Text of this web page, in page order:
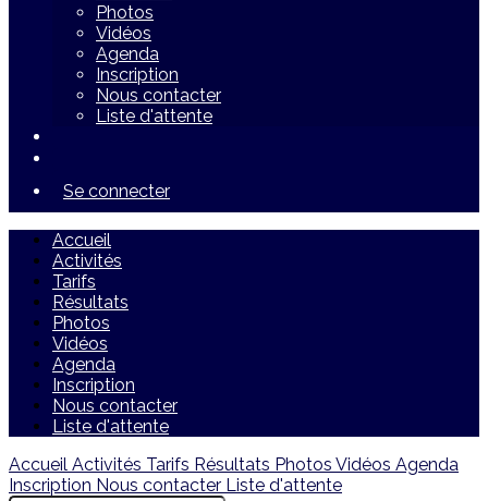
Photos
Vidéos
Agenda
Inscription
Nous contacter
Liste d'attente
Se connecter
Accueil
Activités
Tarifs
Résultats
Photos
Vidéos
Agenda
Inscription
Nous contacter
Liste d'attente
Accueil Activités Tarifs Résultats Photos Vidéos Agenda
Inscription Nous contacter Liste d'attente